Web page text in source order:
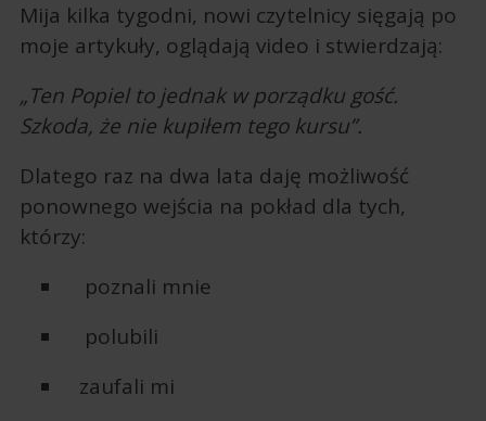
Mija kilka tygodni, nowi czytelnicy sięgają po
moje artykuły, oglądają video i stwierdzają:
„Ten Popiel to jednak w porządku gość.
Szkoda, że nie kupiłem tego kursu”.
Dlatego raz na dwa lata daję możliwość
ponownego wejścia na pokład dla tych,
którzy:
poznali mnie
polubili
zaufali mi